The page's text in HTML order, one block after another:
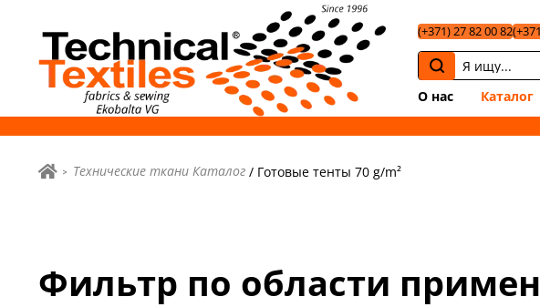
(+371) 27 82 00 82
О нас Каталог
Технические ткани Каталог / Готовые тенты 70 g/m²
Фильтр по области